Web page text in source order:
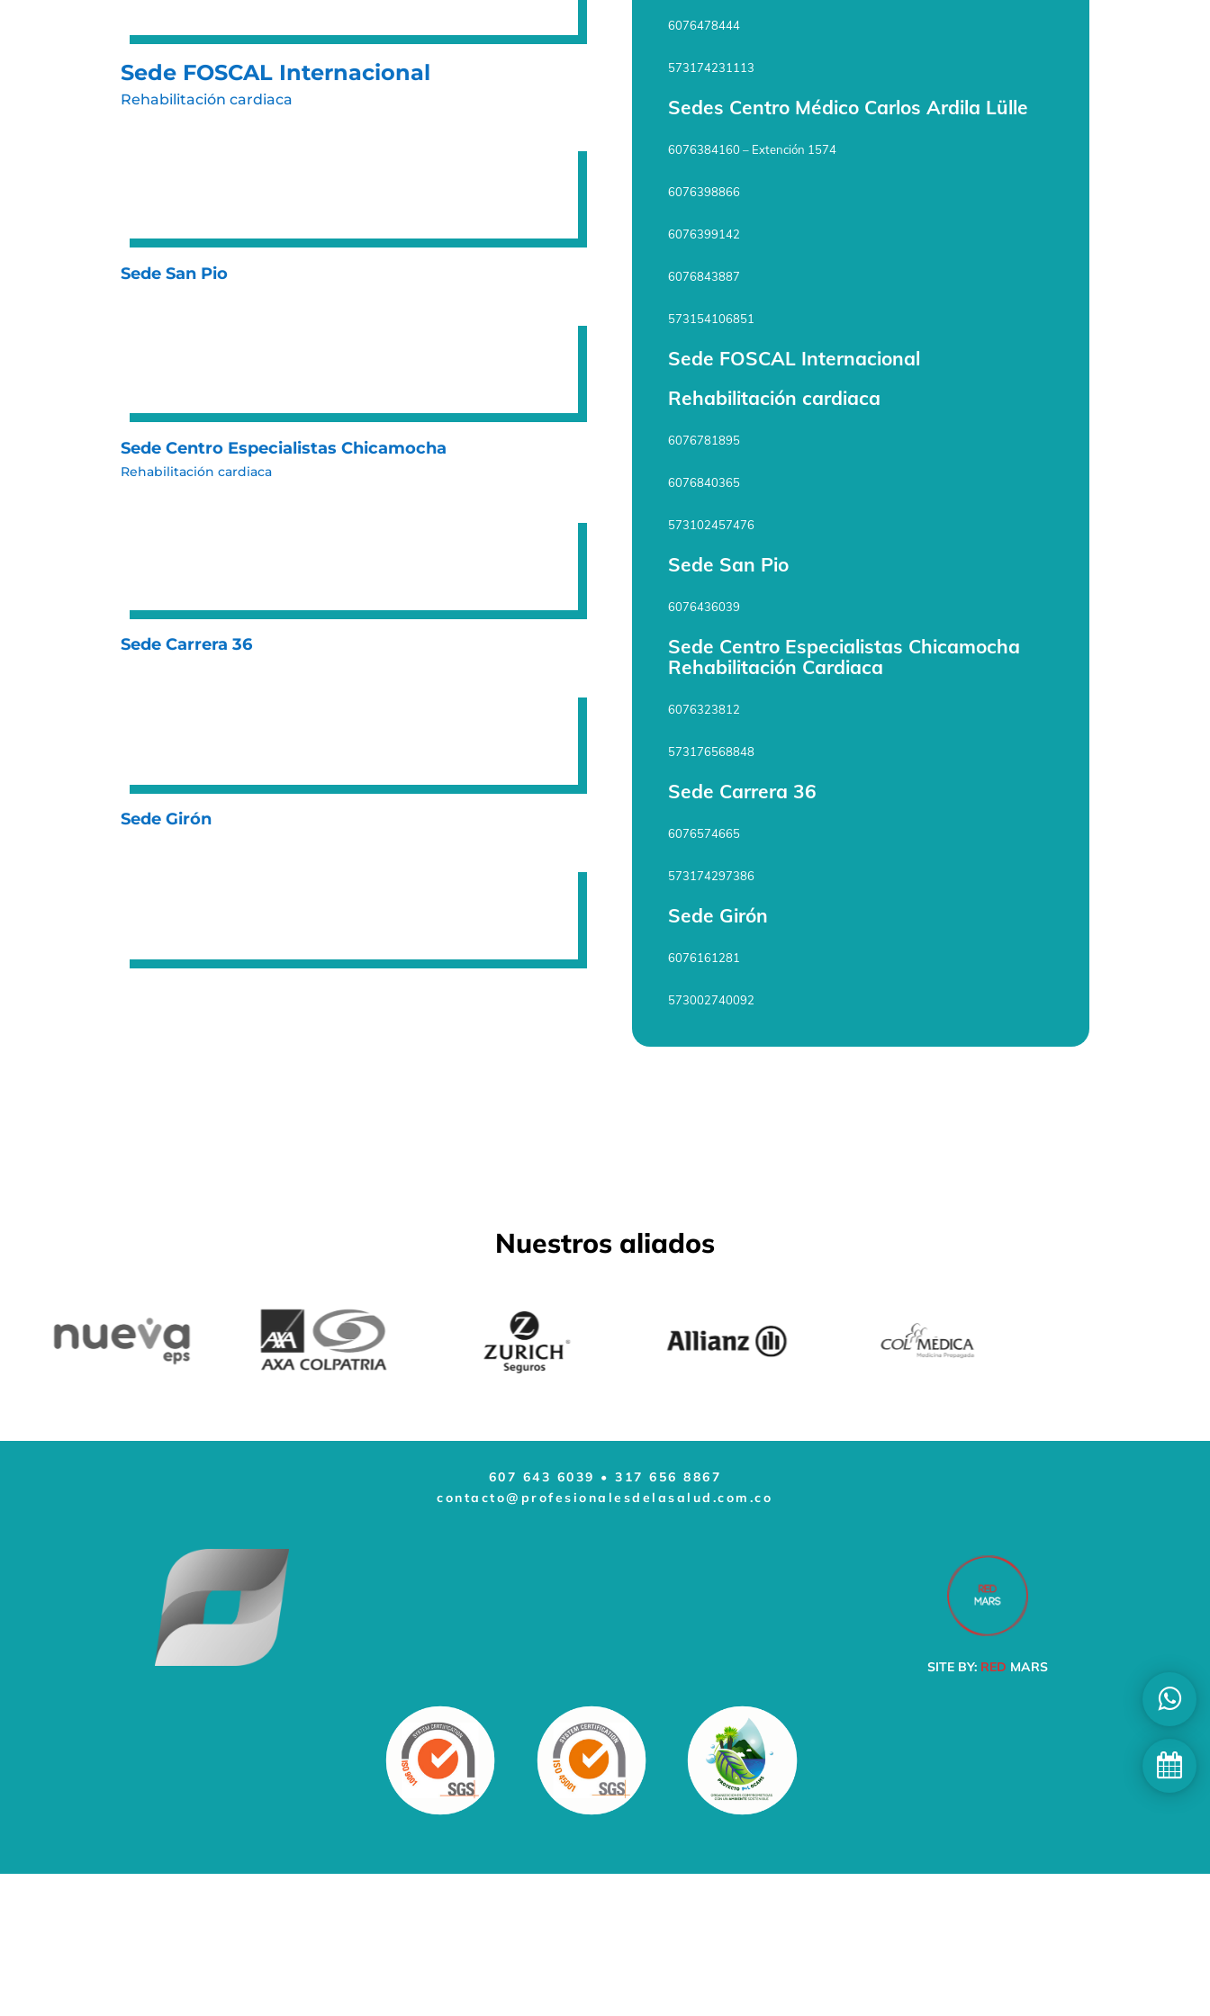
Sede FOSCAL Internacional
Rehabilitación cardiaca
Sede San Pio
Sede Centro Especialistas Chicamocha
Rehabilitación cardiaca
Sede Carrera 36
Sede Girón
6076478444
573174231113
Sedes Centro Médico Carlos Ardila Lülle
6076384160 – Extención 1574
6076398866
6076399142
6076843887
573154106851
Sede FOSCAL Internacional
Rehabilitación cardiaca
6076781895
6076840365
573102457476
Sede San Pio
6076436039
Sede Centro Especialistas Chicamocha
Rehabilitación Cardiaca
6076323812
573176568848
Sede Carrera 36
6076574665
573174297386
Sede Girón
6076161281
573002740092
Nuestros aliados
607 643 6039 •317 656 8867
contacto@profesionalesdelasalud.com.co
SITE BY: RED MARS